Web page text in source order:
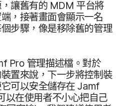
讓​舊有​的 MDM 平台​將​
，​接著​畫面會​顯示​一​名​
步驟，​像​是​移除舊​的​管理​
Pro 管理​描述檔。​對於​
置​來​說，​下​一步​將​控制​裝​
可以​安全​儲存在Jamf
以​在​使用​者​不​小心​把​自己​